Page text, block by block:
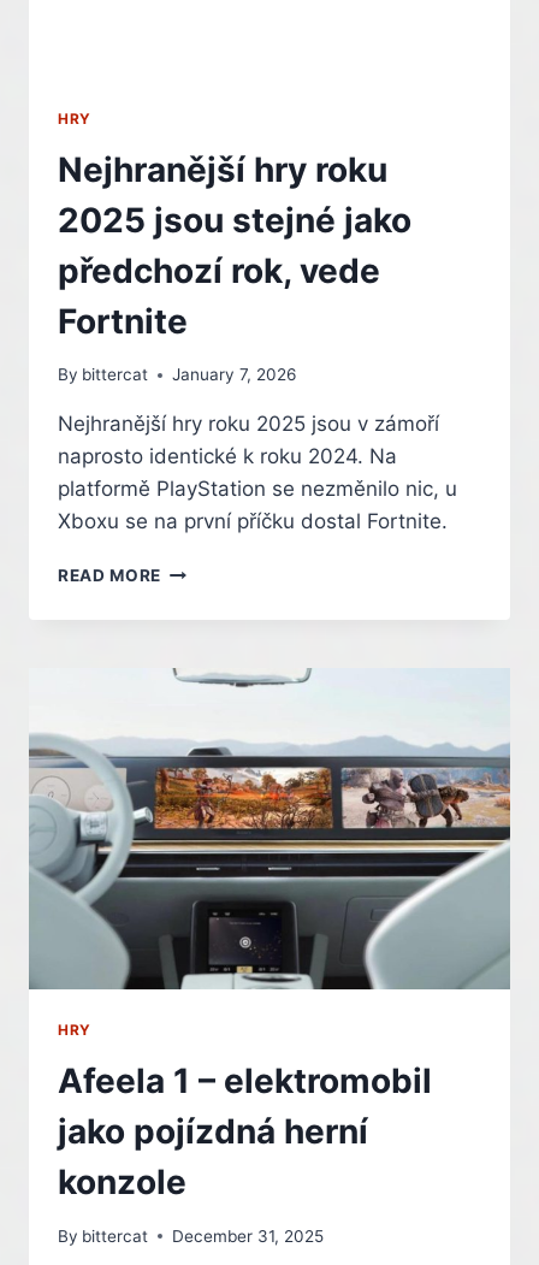
HRY
Nejhranější hry roku
2025 jsou stejné jako
předchozí rok, vede
Fortnite
By bittercat January 7, 2026
Nejhranější hry roku 2025 jsou v zámoří
naprosto identické k roku 2024. Na
platformě PlayStation se nezměnilo nic, u
Xboxu se na první příčku dostal Fortnite.
READ MORE NEJHRANĚJŠÍ
ROKU
JSOU
PŘEDCHOZÍ
ROK,
VEDE
FORTNITE
HRY
Afeela 1 – elektromobil
jako pojízdná herní
konzole
By bittercat December 31, 2025